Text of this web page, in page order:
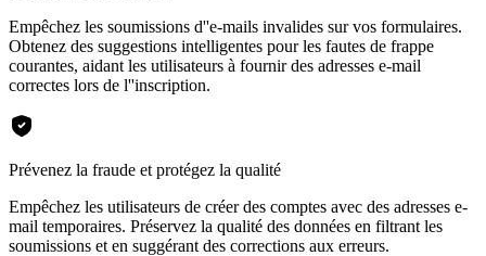
Empêchez les soumissions d''e-mails invalides sur vos formulaires.
Obtenez des suggestions intelligentes pour les fautes de frappe
courantes, aidant les utilisateurs à fournir des adresses e-mail
correctes lors de l''inscription.
Prévenez la fraude et protégez la qualité
Empêchez les utilisateurs de créer des comptes avec des adresses e-
mail temporaires. Préservez la qualité des données en filtrant les
soumissions et en suggérant des corrections aux erreurs.